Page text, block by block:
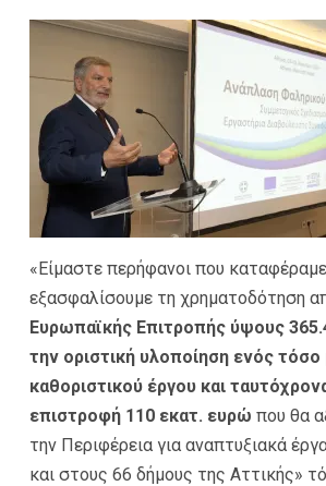
«Είμαστε περήφανοι που
εξασφαλίσουμε τη χρηματοδότηση
Ευρωπαϊκής Επιτροπής ύψους
την οριστική υλοποίηση ενός τόσο
καθοριστικού έργου και
επιστροφή 110 εκατ. ευρώ που θα
την Περιφέρεια για αναπτυξιακά
και στους 66 δήμους της Αττικής»